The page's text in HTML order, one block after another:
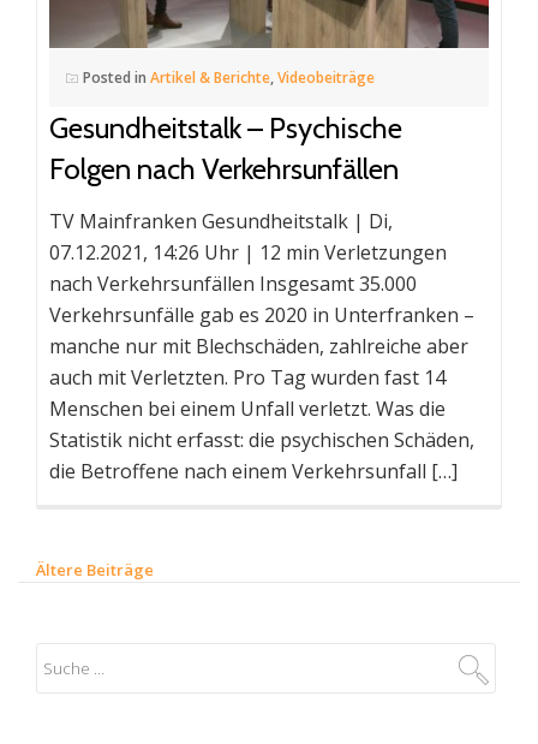
Posted in Artikel & Berichte,Videobeiträge
Gesundheitstalk – Psychische
Folgen nach Verkehrsunfällen
TV Mainfranken Gesundheitstalk | Di,
07.12.2021, 14:26 Uhr | 12 min Verletzungen
nach Verkehrsunfällen Insgesamt 35.000
Verkehrsunfälle gab es 2020 in Unterfranken –
manche nur mit Blechschäden, zahlreiche aber
auch mit Verletzten. Pro Tag wurden fast 14
Menschen bei einem Unfall verletzt. Was die
Statistik nicht erfasst: die psychischen Schäden,
die Betroffene nach einem Verkehrsunfall […]
t
Ältere Beiträge